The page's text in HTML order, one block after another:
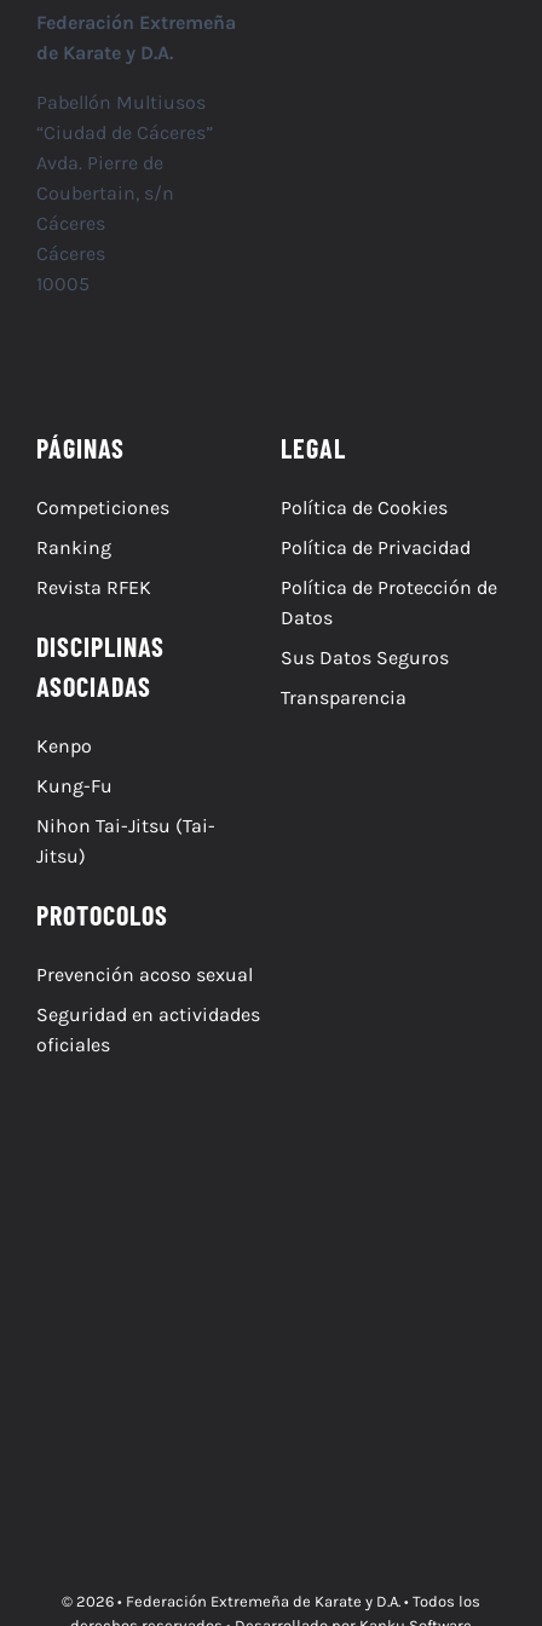
Federación Extremeña
de Karate y D.A.
Pabellón Multiusos
“Ciudad de Cáceres”
Avda. Pierre de
Coubertain, s/n
Cáceres
Cáceres
10005
PÁGINAS
Competiciones
Ranking
Revista RFEK
DISCIPLINAS
ASOCIADAS
Kenpo
Kung-Fu
Nihon Tai-Jitsu (Tai-
Jitsu)
LEGAL
Política de Cookies
Política de Privacidad
Política de Protección de
Datos
Sus Datos Seguros
Transparencia
PROTOCOLOS
Prevención acoso sexual
Seguridad en actividades
oficiales
© 2026 • Federación Extremeña de Karate y D.A. • Todos los